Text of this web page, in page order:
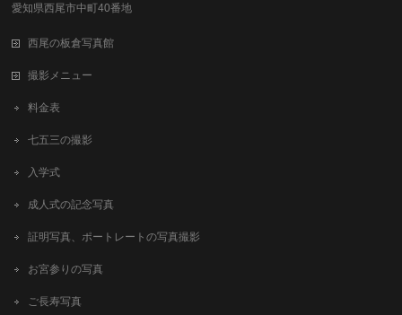
愛知県西尾市中町40番地
西尾の板倉写真館
撮影メニュー
料金表
七五三の撮影
入学式
成人式の記念写真
証明写真、ポートレートの写真撮影
お宮参りの写真
ご長寿写真